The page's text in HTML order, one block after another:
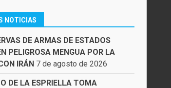
NOTICIAS
DE ARMAS DE ESTADOS
PELIGROSA MENGUA POR LA
IRÁN 7 de agosto de 2026
DE LA ESPRIELLA TOMA